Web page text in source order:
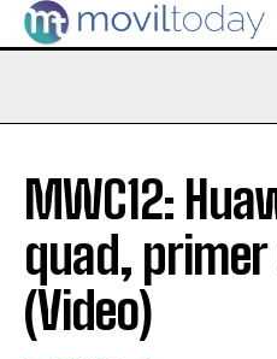
MWC12:
quad,
(Video)